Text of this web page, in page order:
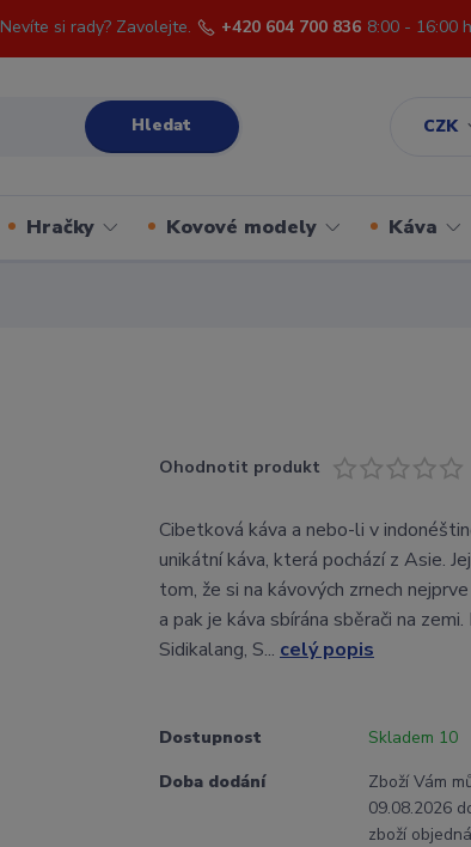
CZK
Hledat
Nevíte si rady? Zavolejte. +420 604 700 836 8:00 - 16:00
Hračky Kovové modely Káva
Ohodnotit produkt
Cibetková káva a nebo-li v
unikátní káva, která pochází z Asie.
tom, že si na kávových zrnech
a pak je káva sbírána sběrači na
Sidikalang, S... celý popis
Dostupnost
Skladem 10
Doba dodání
Zboží Vám
09.08.2026
zboží